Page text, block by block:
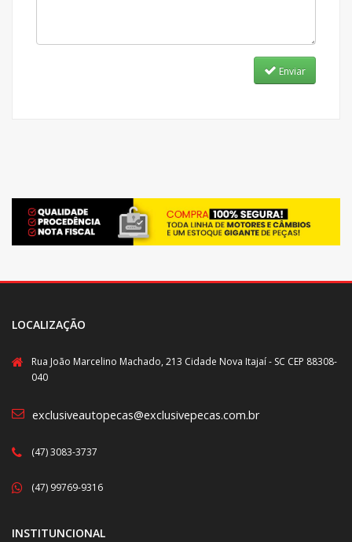
Enviar
LOCALIZAÇÃO
Rua João Marcelino Machado, 213 Cidade Nova Itajaí - SC CEP 88308-
040
exclusiveautopecas@exclusivepecas.com.br
(47) 3083-3737
(47) 99769-9316
INSTITUNCIONAL